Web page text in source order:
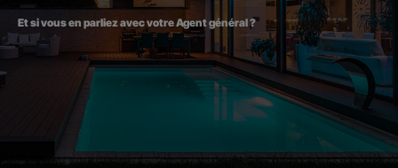
Et si vous en parliez avec votre Agent général ?